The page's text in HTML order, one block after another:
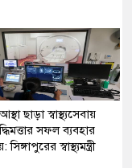
ছাড়া স্বাস্থ্যসেবায়
সফল ব্যবহার
স্বাস্থ্যমন্ত্রী